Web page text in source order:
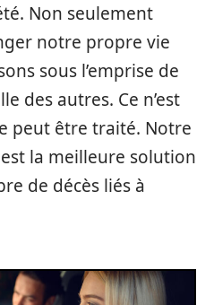
Non seulement
notre propre vie
sous l’emprise de
des autres. Ce n’est
peut être traité. Notre
la meilleure solution
de décès liés à